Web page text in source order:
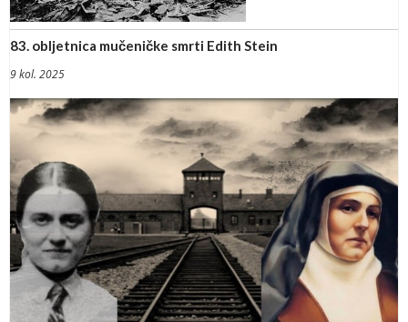
83. obljetnica mučeničke smrti Edith Stein
9 kol. 2025